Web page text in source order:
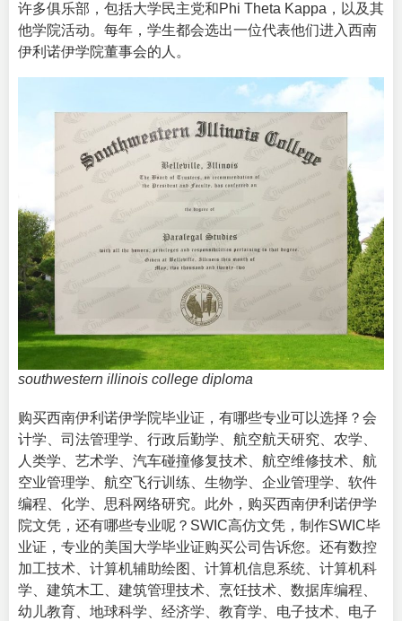
许多俱乐部，包括大学民主党和Phi Theta Kappa，以及其
他学院活动。每年，学生都会选出一位代表他们进入西南
伊利诺伊学院董事会的人。
southwestern illinois college diploma
购买西南伊利诺伊学院毕业证，有哪些专业可以选择？会
计学、司法管理学、行政后勤学、航空航天研究、农学、
人类学、艺术学、汽车碰撞修复技术、航空维修技术、航
空业管理学、航空飞行训练、生物学、企业管理学、软件
编程、化学、思科网络研究。此外，购买西南伊利诺伊学
院文凭，还有哪些专业呢？SWIC高仿文凭，制作SWIC毕
业证，专业的美国大学毕业证购买公司告诉您。还有数控
加工技术、计算机辅助绘图、计算机信息系统、计算机科
学、建筑木工、建筑管理技术、烹饪技术、数据库编程、
幼儿教育、地球科学、经济学、教育学、电子技术、电子